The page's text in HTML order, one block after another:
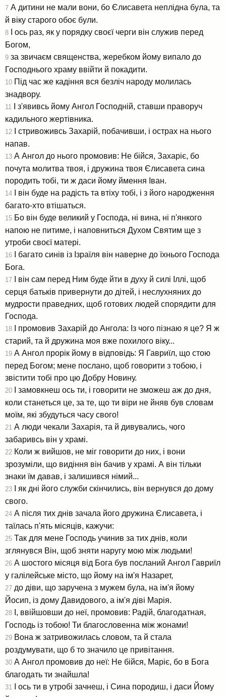
7 А дитини не мали вони, бо Єлисавета неплідна була, та
й віку старого обоє були.
8 І ось раз, як у порядку своєї черги він служив перед
Богом,
9 за звичаєм священства, жеребком йому випало до
Господнього храму ввійти й покадити.
10 Під час же кадіння вся безліч народу молилась
знадвору.
11
І з'явивсь йому Ангол Господній, ставши праворуч
кадильного жертівника.
12 І стривоживсь Захарій, побачивши, і острах на нього
напав.
13 А Ангол до нього промовив: Не бійся, Захаріє, бо
почута молитва твоя, і дружина твоя Єлисавета сина
породить тобі, ти ж даси йому ймення Іван.
14 І він буде на радість та втіху тобі, і з його народження
багато-хто втішаться.
15 Бо він буде великий у Господа, ні вина, ні п'янкого
напою не питиме, і наповниться Духом Святим ще з
утроби своєї матері.
16 І багато синів із Ізраїля він наверне до їхнього Господа
Бога.
17 І він сам перед Ним буде йти в духу й силі Іллі, щоб
серця батьків привернути до дітей, і неслухняних до
мудрости праведних, щоб готових людей спорядити для
Господа.
18 І промовив Захарій до Ангола: Із чого пізнаю я це? Я ж
старий, та й дружина моя вже похилого віку...
19 А Ангол прорік йому в відповідь: Я Гавриїл, що стою
перед Богом; мене послано, щоб говорити з тобою, і
звістити тобі про цю Добру Новину.
20 І замовкнеш ось ти, і говорити не зможеш аж до дня,
коли станеться це, за те, що ти віри не йняв був словам
моїм, які збудуться часу свого!
21 А люди чекали Захарія, та й дивувались, чого
забаривсь він у храмі.
22 Коли ж вийшов, не міг говорити до них, і вони
зрозуміли, що видіння він бачив у храмі. А він тільки
знаки їм давав, і залишився німий...
23 І як дні його служби скінчились, він вернувся до дому
свого.
24 А після тих днів зачала його дружина Єлисавета, і
таїлась п'ять місяців, кажучи:
25 Так для мене Господь учинив за тих днів, коли
зглянувся Він, щоб зняти наругу мою між людьми!
26 А шостого місяця від Бога був посланий Ангол Гавриїл
у галілейське місто, що йому на ім'я Назарет,
27 до діви, що заручена з мужем була, на ім'я йому
Йосип, із дому Давидового, а ім'я діві Марія.
28 І, ввійшовши до неї, промовив: Радій, благодатная,
Господь із тобою! Ти благословенна між жонами!
29 Вона ж затривожилась словом, та й стала
роздумувати, що б то значило це привітання.
30 А Ангол промовив до неї: Не бійся, Маріє, бо в Бога
благодать ти знайшла!
31
І ось ти в утробі зачнеш, і Сина породиш, і даси Йому